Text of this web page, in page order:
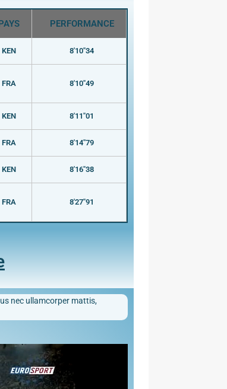
PERFORMANCE
KEN 8'10"34
FRA 8'10"49
KEN 8'11"01
FRA 8'14"79
KEN 8'16"38
FRA 8'27"91
nec ullamcorper mattis,